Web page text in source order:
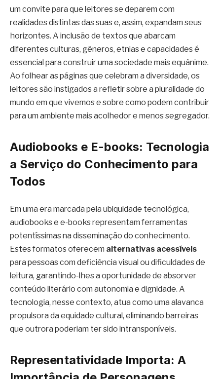
um convite para que leitores se deparem com
realidades distintas das suas e, assim, expandam seus
horizontes. A inclusão de textos que abarcam
diferentes culturas, gêneros, etnias e capacidades é
essencial para construir uma sociedade mais equânime.
Ao folhear as páginas que celebram a diversidade, os
leitores são instigados a refletir sobre a pluralidade do
mundo em que vivemos e sobre como podem contribuir
para um ambiente mais acolhedor e menos segregador.
Audiobooks e E-books: Tecnologia
a Serviço do Conhecimento para
Todos
Em uma era marcada pela ubiquidade tecnológica,
audiobooks e e-books representam ferramentas
potentíssimas na disseminação do conhecimento.
Estes formatos oferecem alternativas acessíveis
para pessoas com deficiência visual ou dificuldades de
leitura, garantindo-lhes a oportunidade de absorver
conteúdo literário com autonomia e dignidade. A
tecnologia, nesse contexto, atua como uma alavanca
propulsora da equidade cultural, eliminando barreiras
que outrora poderiam ter sido intransponíveis.
Representatividade Importa: A